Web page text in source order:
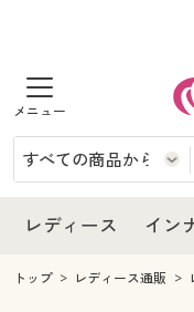
商品を探す
レディース
レディースファッショ
インナー・下着
インナー・下着通販す
メンズ
レディース イン
レディース
レディース通販すべて
レディースファッショ
インナー・下着
インナー・下着通販す
メンズ
トップ レディース通販